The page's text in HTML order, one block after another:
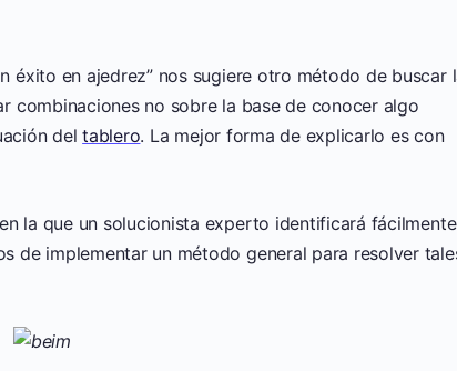
éxito en ajedrez” nos sugiere otro método de buscar
combinaciones no sobre la base de conocer algo
deltablero. La mejor forma de explicarlo es con
la que un solucionista experto identificará fácilmente
de implementar un método general para resolver